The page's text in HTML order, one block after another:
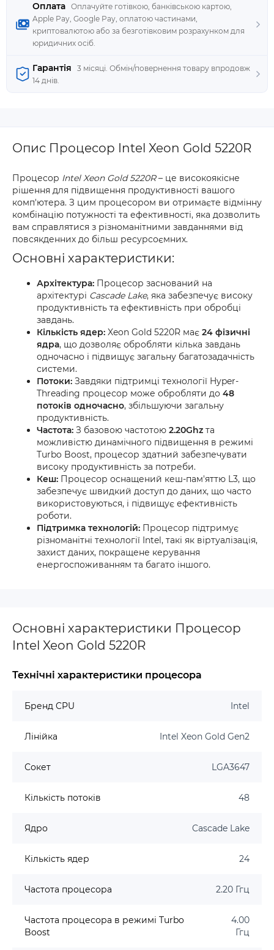
Оплата Оплачуйте готівкою, банківською картою,
Apple Pay, Google Pay, оплатою частинами,
криптовалютою або за безготівковим розрахунком для
юридичних осіб.
Гарантія
3 місяці. Обмін/повернення товару впродовж
14 днів.
Опис Процесор Intel Xeon Gold 5220R
Процесор Intel Xeon Gold 5220R– це високоякісне
рішення для підвищення продуктивності вашого
комп'ютера. З цим процесором ви отримаєте відмінну
комбінацію потужності та ефективності, яка дозволить
вам справлятися з різноманітними завданнями від
повсякденних до більш ресурсоємних.
Основні характеристики:
Архітектура: Процесор заснований на
архітектурі Cascade Lake, яка забезпечує високу
продуктивність та ефективність при обробці
завдань.
Кількість ядер: Xeon Gold 5220R має 24 фізичні
ядра, що дозволяє обробляти кілька завдань
одночасно і підвищує загальну багатозадачність
системи.
Потоки: Завдяки підтримці технології Hyper-
Threading процесор може обробляти до 48
потоків одночасно, збільшуючи загальну
продуктивність.
Частота: З базовою частотою 2.20Ghz та
можливістю динамічного підвищення в режимі
Turbo Boost, процесор здатний забезпечувати
високу продуктивність за потреби.
Кеш: Процесор оснащений кеш-пам'яттю L3, що
забезпечує швидкий доступ до даних, що часто
використовуються, і підвищує ефективність
роботи.
Підтримка технологій: Процесор підтримує
різноманітні технології Intel, такі як віртуалізація,
захист даних, покращене керування
енергоспоживанням та багато іншого.
Основні характеристики Процесор
Intel Xeon Gold 5220R
Технічні характеристики процесора
Бренд CPU Intel
Лінійка Intel Xeon Gold Gen2
Сокет LGA3647
Кількість потоків 48
Ядро Cascade Lake
Кількість ядер 24
Частота процесора 2.20 Ггц
Частота процесора в режимі Turbo
Boost
4.00
Ггц